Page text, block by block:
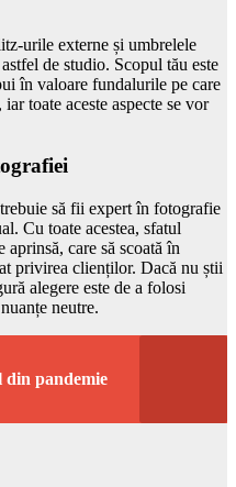
urile externe și umbrelele
de studio. Scopul tău este
în valoare fundalurile pe care
toate aceste aspecte se vor
să fii expert în fotografie
Cu toate acestea, sfatul
aprinsă, care să scoată în
privirea clienților. Dacă nu știi
alegere este de a folosi
neutre.
din pandemie